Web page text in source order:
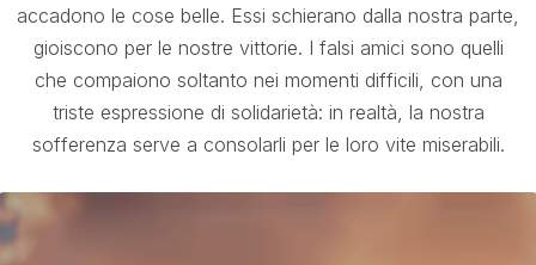
accadono le cose belle. Essi schierano dalla nostra parte,
gioiscono per le nostre vittorie. I falsi amici sono quelli
che compaiono soltanto nei momenti difficili, con una
triste espressione di solidarietà: in realtà, la nostra
sofferenza serve a consolarli per le loro vite miserabili.